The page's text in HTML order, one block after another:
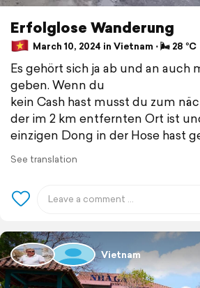
Erfolglose Wanderung
March 10, 2024 in Vietnam ⋅ 🌬 28 °C
Es gehört sich ja ab und an auch
geben. Wenn du
kein Cash hast musst du zum
der im 2 km entfernten Ort ist
einzigen Dong in der Hose hast
See translation
Vietnam